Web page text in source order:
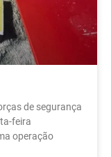
de segurança
feira
operação